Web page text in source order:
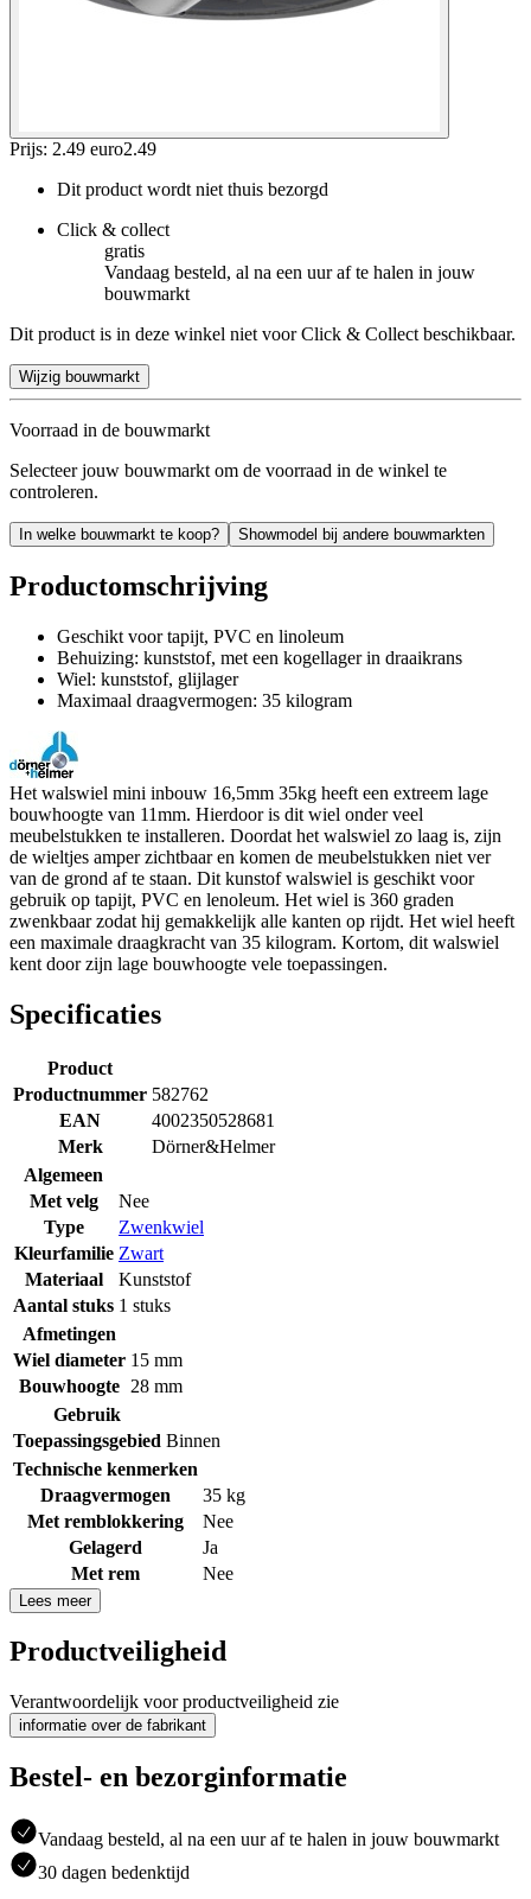
Prijs: 2.49 euro2.49
Dit product wordt niet thuis bezorgd
Click & collect
gratis
Vandaag besteld, al na een uur af te halen in jouw
bouwmarkt
Dit product is in deze winkel niet voor Click & Collect beschikbaar.
Wijzig bouwmarkt
Voorraad in de bouwmarkt
Selecteer jouw bouwmarkt om de voorraad in de winkel te
controleren.
In welke bouwmarkt te koop? Showmodel bij andere bouwmarkten
Productomschrijving
Geschikt voor tapijt, PVC en linoleum
Behuizing: kunststof, met een kogellager in draaikrans
Wiel: kunststof, glijlager
Maximaal draagvermogen: 35 kilogram
Het walswiel mini inbouw 16,5mm 35kg heeft een extreem lage
bouwhoogte van 11mm. Hierdoor is dit wiel onder veel
meubelstukken te installeren. Doordat het walswiel zo laag is, zijn
de wieltjes amper zichtbaar en komen de meubelstukken niet ver
van de grond af te staan. Dit kunstof walswiel is geschikt voor
gebruik op tapijt, PVC en lenoleum. Het wiel is 360 graden
zwenkbaar zodat hij gemakkelijk alle kanten op rijdt. Het wiel heeft
een maximale draagkracht van 35 kilogram. Kortom, dit walswiel
kent door zijn lage bouwhoogte vele toepassingen.
Specificaties
Product
Productnummer 582762
EAN
4002350528681
Merk
Dörner&Helmer
Algemeen
Met velg
Nee
Type
Zwenkwiel
Kleurfamilie Zwart
Materiaal
Kunststof
Aantal stuks 1 stuks
Afmetingen
Wiel diameter 15 mm
Bouwhoogte 28 mm
Gebruik
Toepassingsgebied Binnen
Technische kenmerken
Draagvermogen
35 kg
Met remblokkering
Nee
Gelagerd
Ja
Met rem
Nee
Lees meer
Productveiligheid
Verantwoordelijk voor productveiligheid zie
informatie over de fabrikant
Bestel- en bezorginformatie
Vandaag besteld, al na een uur af te halen in jouw bouwmarkt
30 dagen bedenktijd